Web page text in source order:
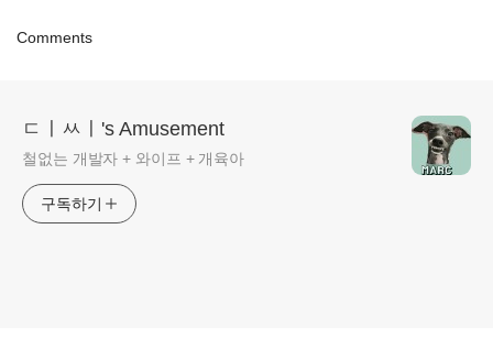
Comments
ㄷㅣㅆㅣ's Amusement
철없는 개발자 + 와이프 + 개육아
구독하기